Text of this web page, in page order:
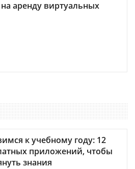
аренду виртуальных
к учебному году: 12
приложений, чтобы
знания